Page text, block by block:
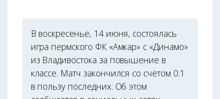
В воскресенье, 14 июня, состоялась
игра пермского ФК «Амкар» с «Динамо»
из Владивостока за повышение в
классе. Матч закончился со счётом 0:1
в пользу последних. Об этом